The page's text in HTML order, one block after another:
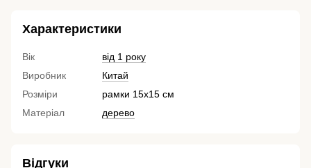
Характеристики
Вік
від 1 року
Виробник
Китай
Розміри
рамки 15х15 см
Матеріал
дерево
Відгуки